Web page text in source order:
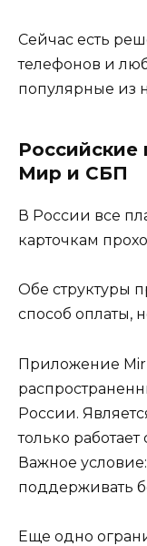
Сейчас есть
телефонов и
популярные из
Мир и СБП
В России все
карточкам
Обе структуры
способ оплаты,
Приложение
России.
только
Важное
поддерживать
Еще одно